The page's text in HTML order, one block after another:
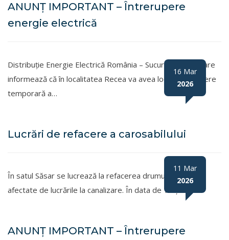
ANUNȚ IMPORTANT – Întrerupere
energie electrică
Distribuție Energie Electrică România – Sucursala Baia Mare
informează că în localitatea Recea va avea loc o întrerupere
temporară a…
Lucrări de refacere a carosabilului
16 Mar
2026
În satul Săsar se lucrează la refacerea drumului în zonele
afectate de lucrările la canalizare. În data de 16 și…
ANUNȚ IMPORTANT – Întrerupere
11 Mar
2026